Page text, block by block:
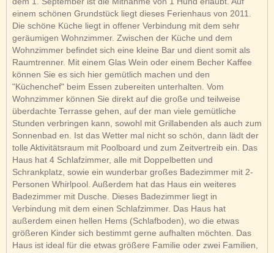
einem schönen Grundstück liegt dieses Ferienhaus von 2011.
Die schöne Küche liegt in offener Verbindung mit dem sehr
geräumigen Wohnzimmer. Zwischen der Küche und dem
Wohnzimmer befindet sich eine kleine Bar und dient somit als
Raumtrenner. Mit einem Glas Wein oder einem Becher Kaffee
können Sie es sich hier gemütlich machen und den
"Küchenchef" beim Essen zubereiten unterhalten. Vom
Wohnzimmer können Sie direkt auf die große und teilweise
überdachte Terrasse gehen, auf der man viele gemütliche
Stunden verbringen kann, sowohl mit Grillabenden als auch zum
Sonnenbad en. Ist das Wetter mal nicht so schön, dann lädt der
tolle Aktivitätsraum mit Poolboard und zum Zeitvertreib ein. Das
Haus hat 4 Schlafzimmer, alle mit Doppelbetten und
Schrankplatz, sowie ein wunderbar großes Badezimmer mit 2-
Personen Whirlpool. Außerdem hat das Haus ein weiteres
Badezimmer mit Dusche. Dieses Badezimmer liegt in
Verbindung mit dem einen Schlafzimmer. Das Haus hat
außerdem einen hellen Hems (Schlafboden), wo die etwas
größeren Kinder sich bestimmt gerne aufhalten möchten. Das
Haus ist ideal für die etwas größere Familie oder zwei Familien,